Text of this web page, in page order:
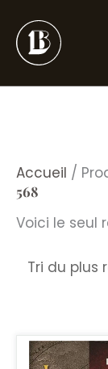
au
contenu
Accueil /
568
Voici le seul